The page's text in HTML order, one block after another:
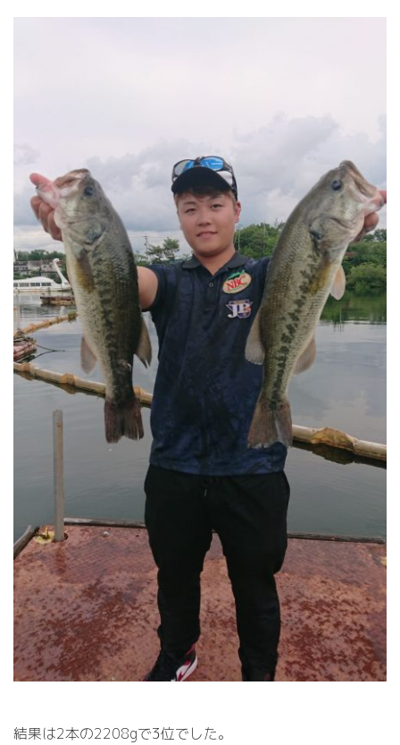
結果は2本の2208gで3位でした。